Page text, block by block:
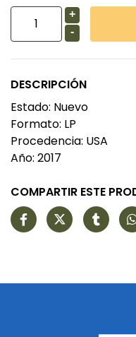
+
-
DESCRIPCIÓN
Estado: Nuevo
Formato: LP
Procedencia: USA
Año: 2017
COMPARTIR ESTE